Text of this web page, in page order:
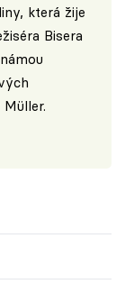
která žije
Bisera